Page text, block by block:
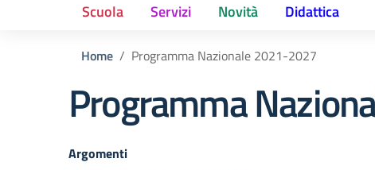
Scuola Servizi Novità Didattica
Home Programma Nazionale 2021-2027
Programma
Argomenti